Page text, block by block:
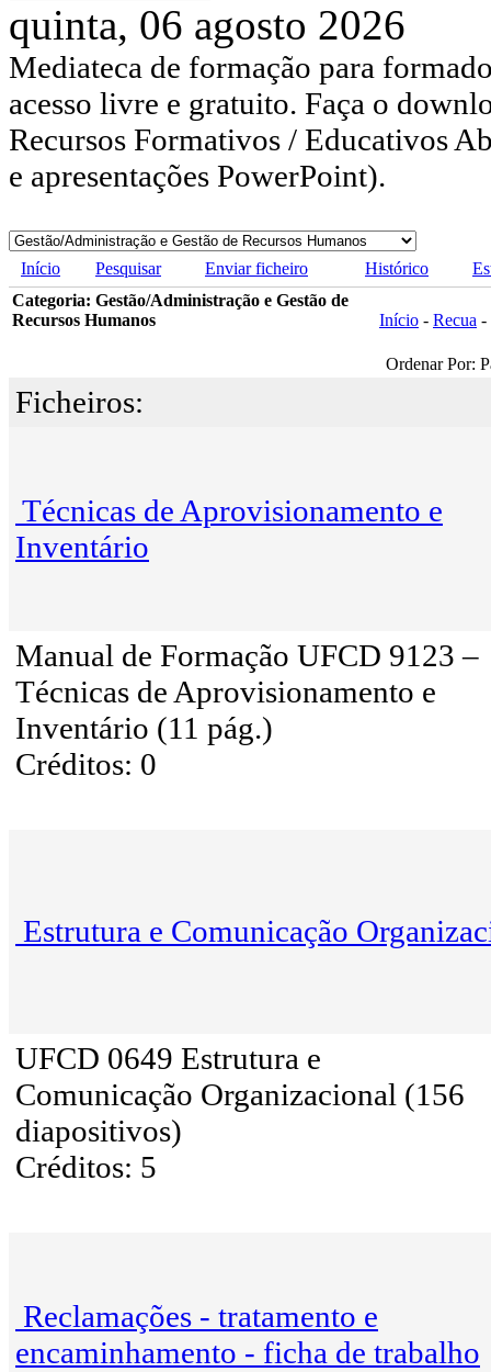
quinta, 06 agosto 2026
Mediateca de formação para
acesso livre e gratuito. Faça o
Recursos Formativos / Educativos
e apresentações PowerPoint).
Início Pesquisar Enviar ficheiro Histórico
Categoria: Gestão/Administração e Gestão de
Recursos Humanos
Início - Recua -
Ordenar Por:
Ficheiros:
Técnicas de Aprovisionamento e
Inventário
Manual de Formação UFCD 9123 –
Técnicas de Aprovisionamento e
Inventário (11 pág.)
Créditos: 0
Estrutura e Comunicação
UFCD 0649 Estrutura e
Comunicação Organizacional (156
diapositivos)
Créditos: 5
Reclamações - tratamento e
encaminhamento - ficha de trabalho